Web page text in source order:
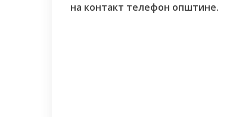
на контакт телефон општине.